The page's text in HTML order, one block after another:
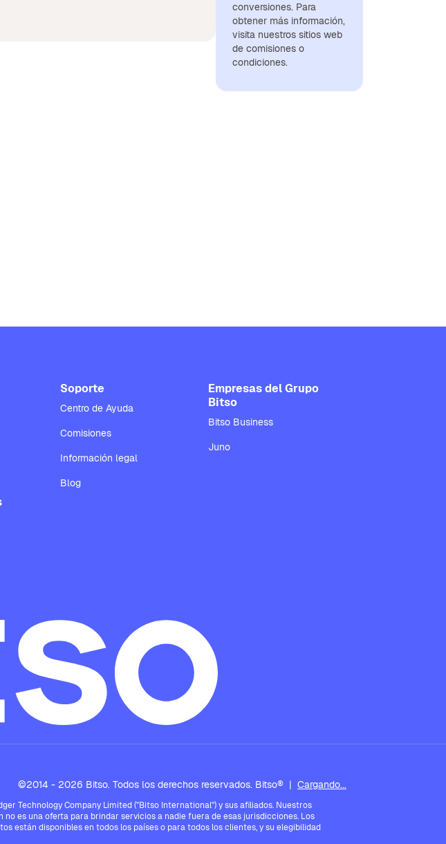
conversiones. Para
obtener más información,
visita nuestros sitios web
de comisiones o
condiciones.
Soporte
Centro de Ayuda
Comisiones
Información legal
Blog
Empresas del Grupo
Bitso
Bitso Business
Juno
©2014 - 2026 Bitso. Todos los derechos reservados. Bitso® | Cargando...
Technology Company Limited ("Bitso International") y sus afiliados. Nuestros
es una oferta para brindar servicios a nadie fuera de esas jurisdicciones. Los
están disponibles en todos los países o para todos los clientes, y su elegibilidad